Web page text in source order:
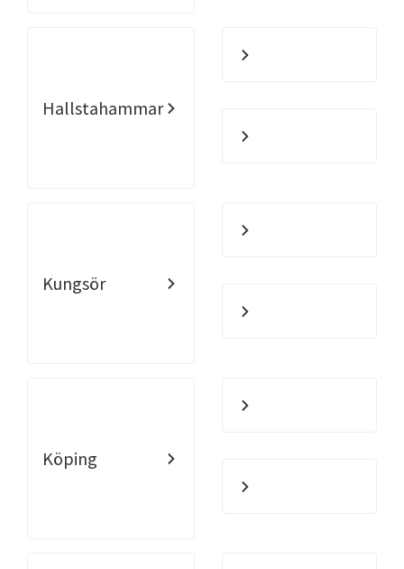
Hallstahammar
Kungsör
Köping